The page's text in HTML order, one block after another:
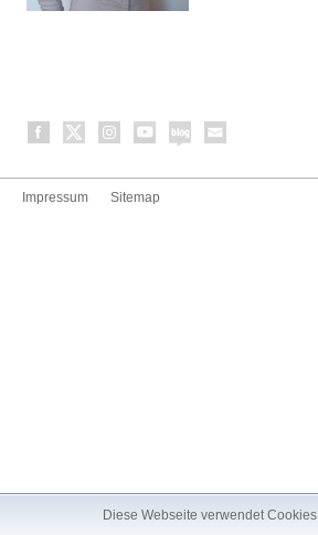
Diese Webseite verwendet Cookies
Impressum Sitemap